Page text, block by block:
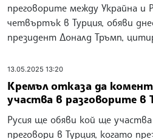
преговорите между Украйна и
четвъртък в Турция, обяви
президент Доналд Тръмп,
13.05.2025 13:20
Кремъл отказа да
участва в разговорите в
Русия ще обяви кой ще
преговори в Турция, когато